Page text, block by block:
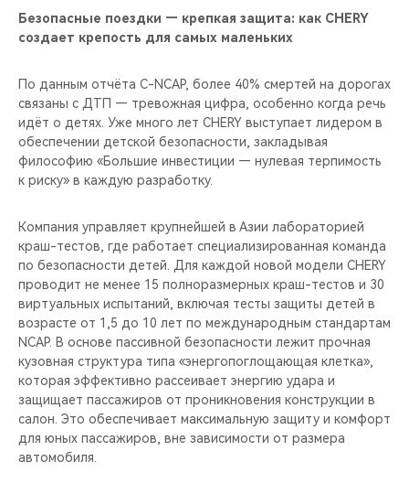
Безопасные поездки — крепкая защита: как CHERY
создает крепость для самых маленьких
По данным отчёта C-NCAP, более 40% смертей на дорогах
связаны с ДТП — тревожная цифра, особенно когда речь
идёт о детях. Уже много лет CHERY выступает лидером в
обеспечении детской безопасности, закладывая
философию «Большие инвестиции — нулевая терпимость
к риску» в каждую разработку.
Компания управляет крупнейшей в Азии лабораторией
краш-тестов, где работает специализированная команда
по безопасности детей. Для каждой новой модели CHERY
проводит не менее 15 полноразмерных краш-тестов и 30
виртуальных испытаний, включая тесты защиты детей в
возрасте от 1,5 до 10 лет по международным стандартам
NCAP. В основе пассивной безопасности лежит прочная
кузовная структура типа «энергопоглощающая клетка»,
которая эффективно рассеивает энергию удара и
защищает пассажиров от проникновения конструкции в
салон. Это обеспечивает максимальную защиту и комфорт
для юных пассажиров, вне зависимости от размера
автомобиля.